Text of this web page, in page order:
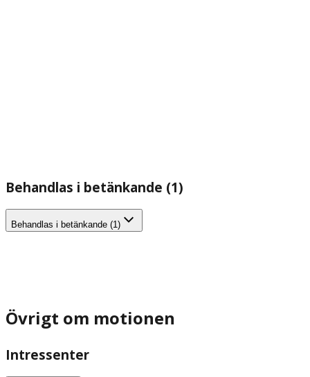
Behandlas i betänkande (1)
Behandlas i betänkande (1)
Övrigt om motionen
Intressenter